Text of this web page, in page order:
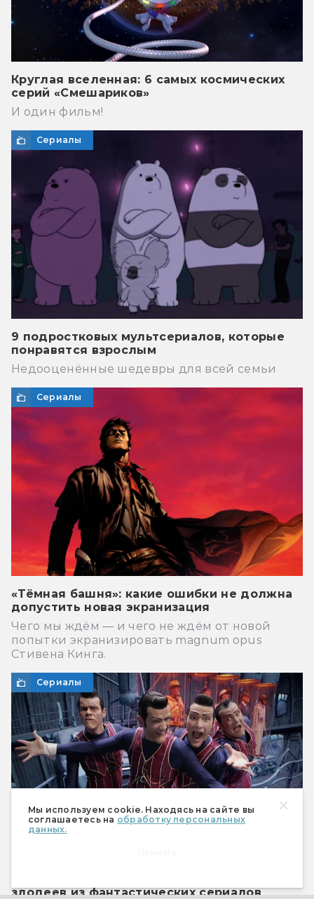
Мы используем cookie. Находясь на сайте вы
соглашаетесь на обработку персональных
данных.
Круглая вселенная: 6 самых космических
серий «Смешариков»
И один фильм!
Сериалы
9 подростковых мультсериалов, которые
понравятся взрослым
Недооценённые шедевры для всей семьи
Сериалы
«Тёмная башня»: какие ошибки не должна
допустить новая экранизация
Чего мы ждём — и чего не ждём от новой
попытки экранизировать magnum opus
Стивена Кинга.
Сериалы
злодеев из фантастических сериалов